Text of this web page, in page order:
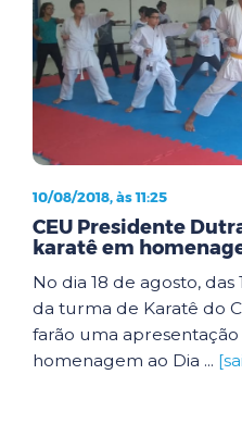
10/08/2018, às 11:25
CEU Presidente
karatê em
No dia 18 de agosto, das
da turma de Karatê do
farão uma
homenagem ao Dia ...